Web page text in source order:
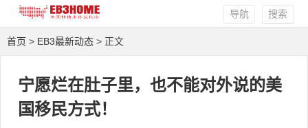
搜索
导航
首页 > EB3最新动态 > 正文
宁愿烂在肚子里，也不能对外说的美
国移民方式！